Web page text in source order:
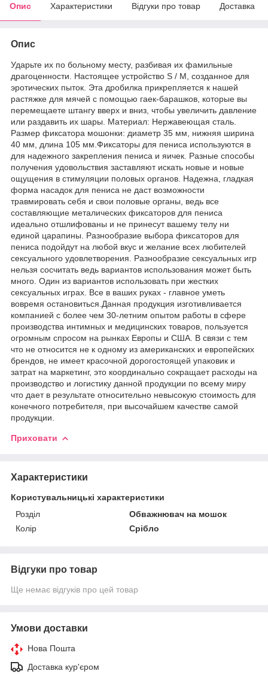
Опис Характеристики Відгуки про товар Доставка
Опис
Ударьте их по больному месту, разбивая их фамильные
драгоценности. Настоящее устройство S / M, созданное для
эротических пыток. Эта дробилка прикрепляется к нашей
растяжке для мячей с помощью гаек-барашков, которые вы
перемещаете штангу вверх и вниз, чтобы увеличить давление
или раздавить их шары. Материал: Нержавеющая сталь.
Размер фиксатора мошонки: диаметр 35 мм, нижняя ширина
40 мм, длина 105 мм.Фиксаторы для пениса используются в
для надежного закрепления пениса и яичек. Разные способы
получения удовольствия заставляют искать новые и новые
ощущения в стимуляции половых органов. Надежна, гладкая
форма насадок для пениса не даст возможности
травмировать себя и свои половые органы, ведь все
составляющие металических фиксаторов для пениса
идеально отшлифованы и не принесут вашему телу ни
единой царапины. Разнообразие выбора фиксаторов для
пениса подойдут на любой вкус и желание всех любителей
сексуального удовлетворения. Разнообразие сексуальных игр
нельзя сосчитать ведь вариантов использования может быть
много. Один из вариантов использовать при жестких
сексуальных играх. Все в ваших руках - главное уметь
вовремя остановиться.Данная продукция изготивливается
компанией с более чем 30-летним опытом работы в сфере
производства интимных и медицинских товаров, пользуется
огромным спросом на рынках Европы и США. В связи с тем
что не относится не к одному из американских и европейских
брендов, не имеет красочной дорогостоящей упаковик и
затрат на маркетинг, это координально сокращает расходы на
производство и логистику данной продукции по всему миру
что дает в результате относительно невысокую стоимость для
конечного потребителя, при высочайшем качестве самой
продукции.
Приховати
Характеристики
Користувальницькі характеристики
Розділ
Обважнювач на мошок
Колір
Срібло
Відгуки про товар
Ще немає відгуків про цей товар
Умови доставки
Нова Пошта
Доставка кур'єром